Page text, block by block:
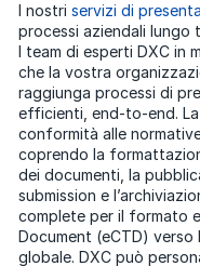
I nostri servizi di
processi aziendali lungo
I team di esperti DXC in
che la vostra
raggiunga processi di
efficienti, end-to-end.
conformità alle
coprendo la
dei documenti, la
submission e
complete per il formato
Document (eCTD) verso
globale. DXC può